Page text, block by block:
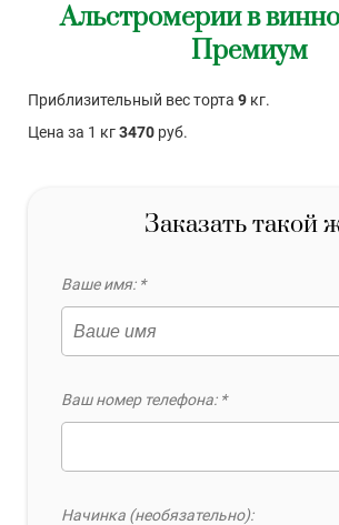
Альстромерии в
Премиум
Приблизительный вес торта 9 кг.
Цена за 1 кг3470 руб.
Заказать такой
Ваше имя: *
Ваш номер телефона: *
Начинка (необязательно):